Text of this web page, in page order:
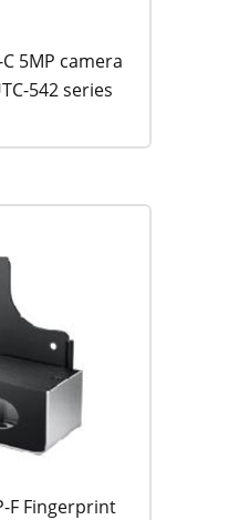
5MP camera
542 series
F Fingerprint